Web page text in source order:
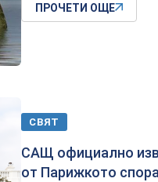
ПРОЧЕТИ ОЩЕ
СВЯТ
САЩ официално
от Парижкото